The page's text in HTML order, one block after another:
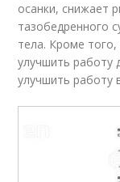
осанки, снижает
тазобедренного
тела. Кроме
улучшить работу
улучшить работу